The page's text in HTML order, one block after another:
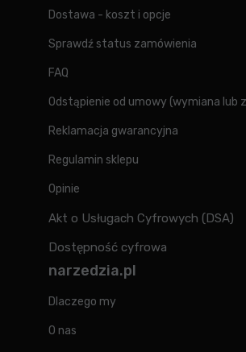
Dostawa - koszt i opcje
Sprawdź status zamówienia
FAQ
Odstąpienie od umowy (wymiana lub
Reklamacja gwarancyjna
Regulamin sklepu
Opinie
Akt o Usługach Cyfrowych (DSA)
Dostępność cyfrowa
narzedzia.pl
Dlaczego my
O nas